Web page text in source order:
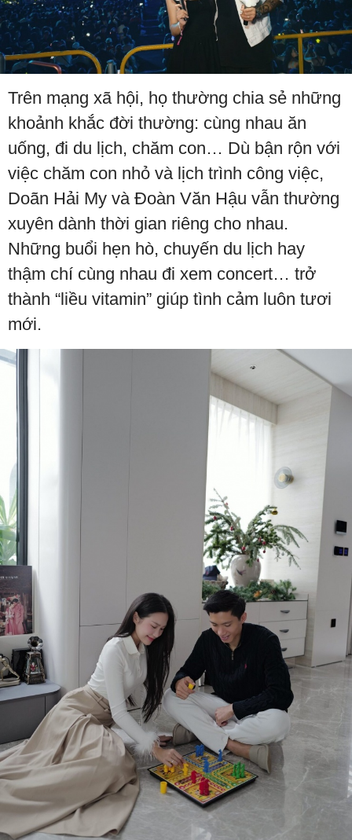
Trên mạng xã hội, họ thường chia sẻ những
khoảnh khắc đời thường: cùng nhau ăn
uống, đi du lịch, chăm con… Dù bận rộn với
việc chăm con nhỏ và lịch trình công việc,
Doãn Hải My và Đoàn Văn Hậu vẫn thường
xuyên dành thời gian riêng cho nhau.
Những buổi hẹn hò, chuyến du lịch hay
thậm chí cùng nhau đi xem concert… trở
thành “liều vitamin” giúp tình cảm luôn tươi
mới.